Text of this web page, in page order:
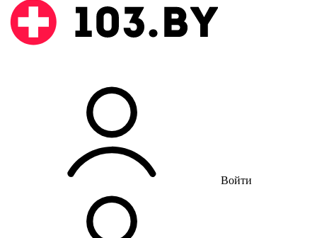
Войти